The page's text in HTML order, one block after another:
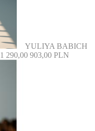
YULIYA BABICH
1 290,00 903,00 PLN